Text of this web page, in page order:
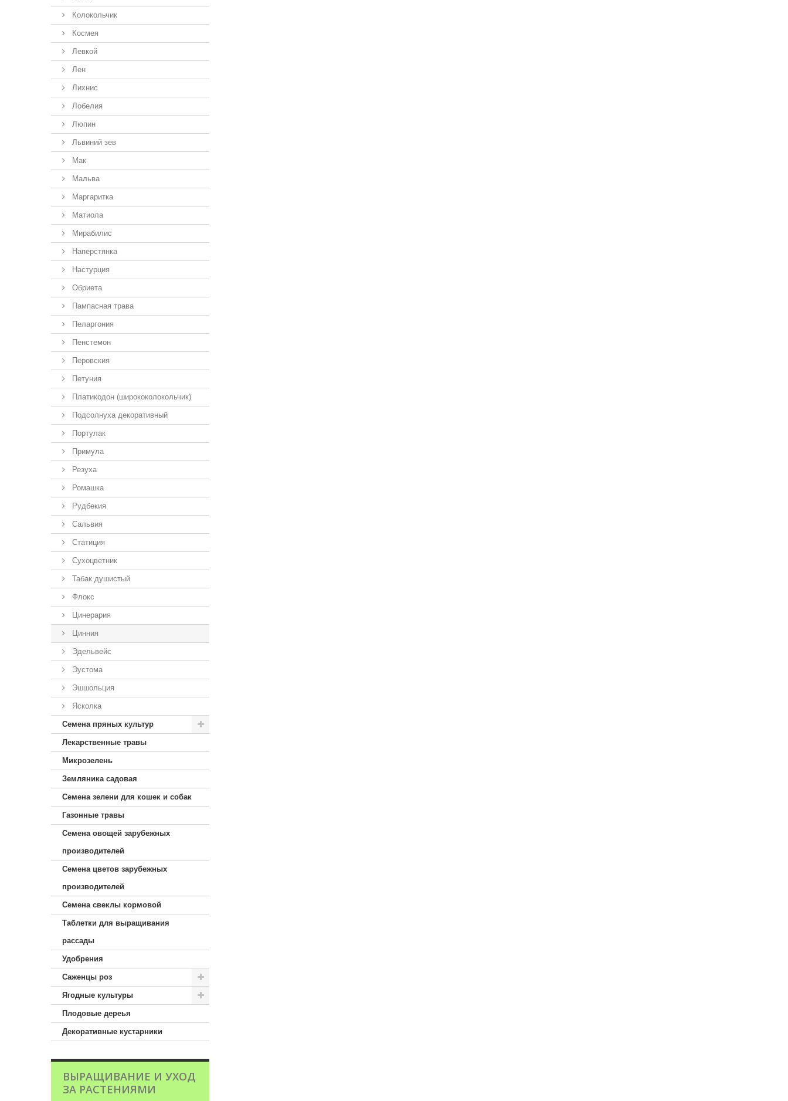
Колокольчик
Космея
Левкой
Лен
Лихнис
Лобелия
Люпин
Львиний зев
Мак
Мальва
Маргаритка
Матиола
Мирабилис
Наперстянка
Настурция
Обриета
Пампасная трава
Пеларгония
Пенстемон
Перовския
Петуния
Платикодон (ширококолокольчик)
Подсолнуха декоративный
Портулак
Примула
Резуха
Ромашка
Рудбекия
Сальвия
Статиция
Сухоцветник
Табак душистый
Флокс
Цинерария
Цинния
Эдельвейс
Эустома
Эшшольция
Ясколка
Семена пряных культур
Лекарственные травы
Микрозелень
Земляника садовая
Семена зелени для кошек и собак
Газонные травы
Семена овощей зарубежных
производителей
Семена цветов зарубежных
производителей
Семена свеклы кормовой
Таблетки для выращивания
рассады
Удобрения
Саженцы роз
Ягодные культуры
Плодовые дереья
Декоративные кустарники
ВЫРАЩИВАНИЕ И УХОД
ЗА РАСТЕНИЯМИ